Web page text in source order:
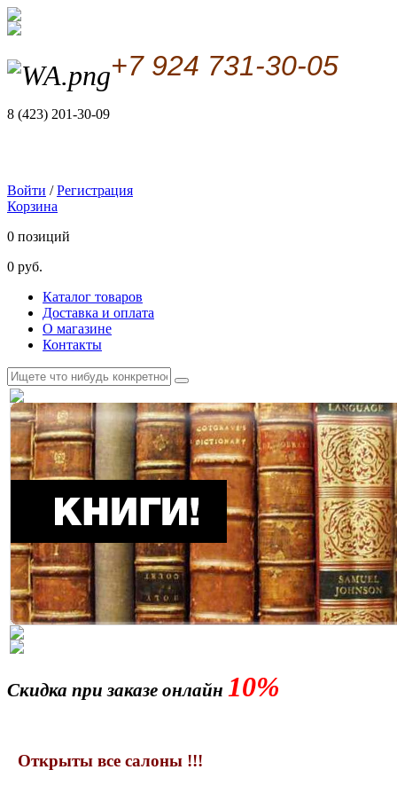
+7 924 731-30-05
8 (423) 201-30-09
Войти /Регистрация
Корзина
0 позиций
0 руб.
Каталог товаров
Доставка и оплата
О магазине
Контакты
Скидка при заказе онлайн 10%
Открыты все салоны !!!